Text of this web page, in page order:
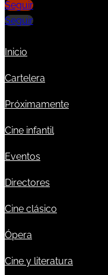
Seguir
Seguir
Inicio
Cartelera
Próximamente
Cine infantil
Eventos
Directores
Cine clásico
Ópera
Cine y literatura